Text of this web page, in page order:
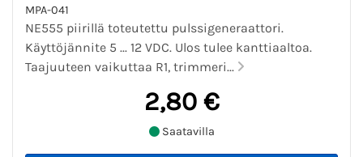
MPA-041
NE555 piirillä toteutettu pulssigeneraattori.
Käyttöjännite 5 ... 12 VDC. Ulos tulee kanttiaaltoa.
Taajuuteen vaikuttaa R1, trimmeri...
2,80 €
Saatavilla